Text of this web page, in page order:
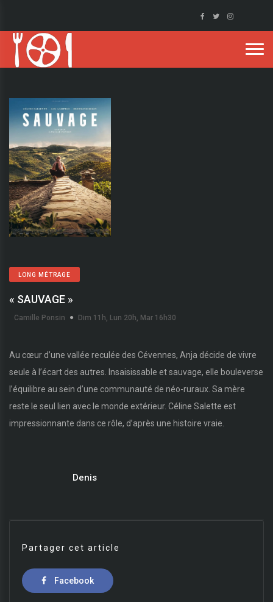
LONG MÉTRAGE
« SAUVAGE »
Camille Ponsin Dim 11h, Lun 20h, Mar 16h30
Au cœur d’une vallée reculée des Cévennes, Anja décide de vivre
seule à l’écart des autres. Insaisissable et sauvage, elle bouleverse
l’équilibre au sein d’une communauté de néo-ruraux. Sa mère
reste le seul lien avec le monde extérieur. Céline Salette est
impressionnante dans ce rôle, d’après une histoire vraie.
Denis
Partager cet article
Facebook